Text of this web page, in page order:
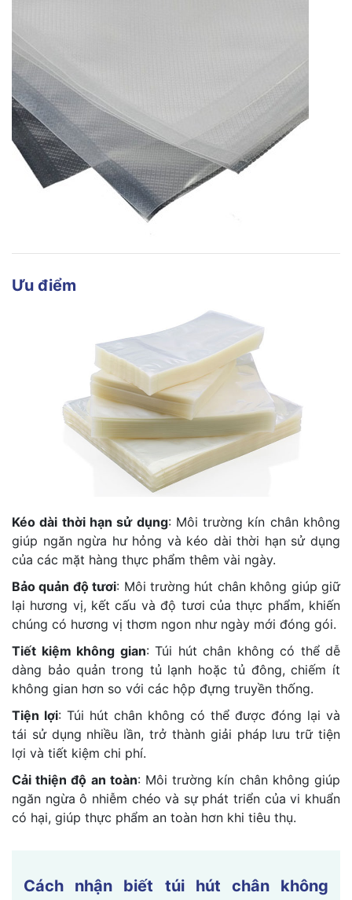
Ưu điểm
Kéo dài thời hạn sử dụng: Môi trường kín chân không
giúp ngăn ngừa hư hỏng và kéo dài thời hạn sử dụng
của các mặt hàng thực phẩm thêm vài ngày.
Bảo quản độ tươi: Môi trường hút chân không giúp giữ
lại hương vị, kết cấu và độ tươi của thực phẩm, khiến
chúng có hương vị thơm ngon như ngày mới đóng gói.
Tiết kiệm không gian: Túi hút chân không có thể dễ
dàng bảo quản trong tủ lạnh hoặc tủ đông, chiếm ít
không gian hơn so với các hộp đựng truyền thống.
Tiện lợi: Túi hút chân không có thể được đóng lại và
tái sử dụng nhiều lần, trở thành giải pháp lưu trữ tiện
lợi và tiết kiệm chi phí.
Cải thiện độ an toàn: Môi trường kín chân không giúp
ngăn ngừa ô nhiễm chéo và sự phát triển của vi khuẩn
có hại, giúp thực phẩm an toàn hơn khi tiêu thụ.
Cách nhận biết túi hút chân không